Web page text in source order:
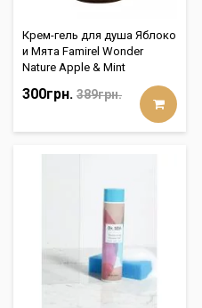
Крем-гель для душа Яблоко
и Мята Famirel Wonder
Nature Apple & Mint
300грн. 389грн.